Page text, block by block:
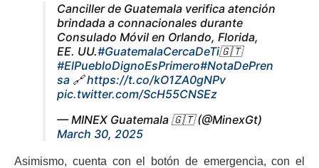
Canciller de Guatemala verifica atención
brindada a connacionales durante
Consulado Móvil en Orlando, Florida,
EE. UU.#GuatemalaCercaDeTi🇬🇹
#ElPuebloDignoEsPrimero#NotaDePren
sa 🔗https://t.co/kO1ZA0gNPv
pic.twitter.com/ScH55CNSEz
— MINEX Guatemala 🇬🇹 (@MinexGt)
March 30, 2025
Asimismo, cuenta con el botón de emergencia, con el